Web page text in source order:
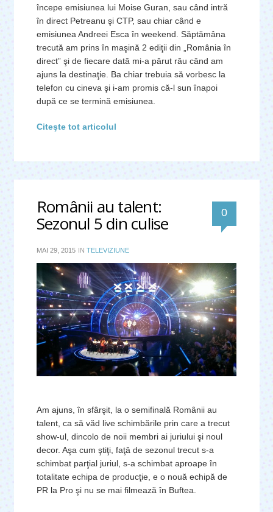
începe emisiunea lui Moise Guran, sau când intră
în direct Petreanu şi CTP, sau chiar când e
emisiunea Andreei Esca în weekend. Săptămâna
trecută am prins în maşină 2 ediţii din „România în
direct” şi de fiecare dată mi-a părut rău când am
ajuns la destinaţie. Ba chiar trebuia să vorbesc la
telefon cu cineva şi i-am promis că-l sun înapoi
după ce se termină emisiunea.
Citeşte tot articolul
Românii au talent:
Sezonul 5 din culise 0
MAI 29, 2015 IN TELEVIZIUNE
Am ajuns, în sfârşit, la o semifinală Românii au
talent, ca să văd live schimbările prin care a trecut
show-ul, dincolo de noii membri ai juriului şi noul
decor. Aşa cum ştiţi, faţă de sezonul trecut s-a
schimbat parţial juriul, s-a schimbat aproape în
totalitate echipa de producţie, e o nouă echipă de
PR la Pro şi nu se mai filmează în Buftea.